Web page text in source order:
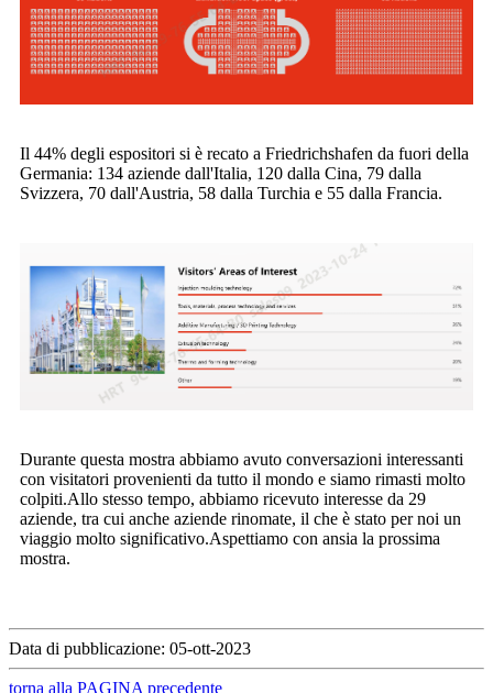
Il 44% degli espositori si è recato a Friedrichshafen da fuori della
Germania: 134 aziende dall'Italia, 120 dalla Cina, 79 dalla
Svizzera, 70 dall'Austria, 58 dalla Turchia e 55 dalla Francia.
Durante questa mostra abbiamo avuto conversazioni interessanti
con visitatori provenienti da tutto il mondo e siamo rimasti molto
colpiti.Allo stesso tempo, abbiamo ricevuto interesse da 29
aziende, tra cui anche aziende rinomate, il che è stato per noi un
viaggio molto significativo.Aspettiamo con ansia la prossima
mostra.
Data di pubblicazione: 05-ott-2023
torna alla PAGINA precedente